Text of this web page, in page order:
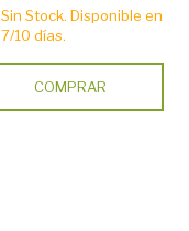
Sin Stock. Disponible en
7/10 días.
COMPRAR